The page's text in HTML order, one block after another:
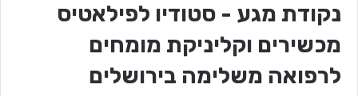
נקודת מגע - סטודיו לפילאטיס
מכשירים וקליניקת מומחים
לרפואה משלימה בירושלים